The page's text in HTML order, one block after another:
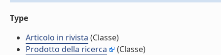
Type
Articolo in rivista (Classe)
Prodotto della ricerca
(Classe)